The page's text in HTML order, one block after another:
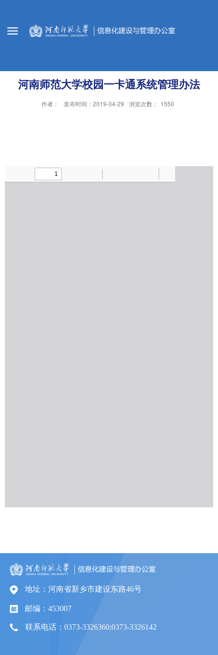
河南师范大学校园一卡通系统管理办法
作者： 发布时间：2019-04-29 浏览次数： 1550
地址：河南省新乡市建设东路46号
邮编：453007
联系电话：0373-3326360;0373-3326142